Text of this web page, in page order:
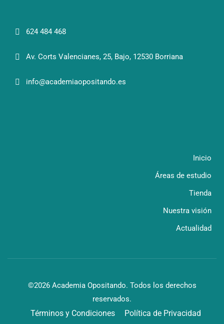
624 484 468
Av. Corts Valencianes, 25, Bajo, 12530 Borriana
info@academiaopositando.es
Inicio
Áreas de estudio
Tienda
Nuestra visión
Actualidad
©2026 Academia Opositando. Todos los derechos
reservados.
Términos y Condiciones
Política de Privacidad